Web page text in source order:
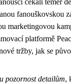
čekali téměř
fanouškovskou
marketingovou
platformě
tržby, jak se
pozornost detailům,